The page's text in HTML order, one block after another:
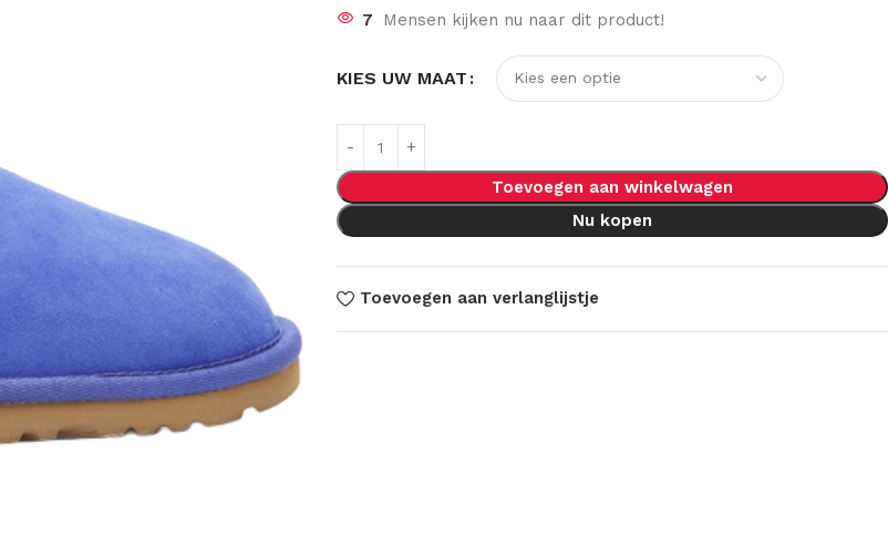
7 Mensen kijken nu naar dit product!
KIES UW MAAT
Toevoegen aan winkelwagen
Nu kopen
Toevoegen aan verlanglijstje